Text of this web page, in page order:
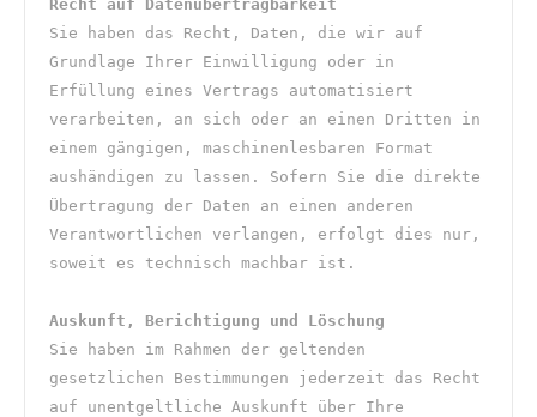
Recht auf Datenübertragbarkeit
Sie haben das Recht, Daten, die wir auf
Grundlage Ihrer Einwilligung oder in
Erfüllung eines Vertrags automatisiert
verarbeiten, an sich oder an einen Dritten in
einem gängigen, maschinenlesbaren Format
aushändigen zu lassen. Sofern Sie die direkte
Übertragung der Daten an einen anderen
Verantwortlichen verlangen, erfolgt dies nur,
soweit es technisch machbar ist.
Auskunft, Berichtigung und Löschung
Sie haben im Rahmen der geltenden
gesetzlichen Bestimmungen jederzeit das Recht
auf unentgeltliche Auskunft über Ihre